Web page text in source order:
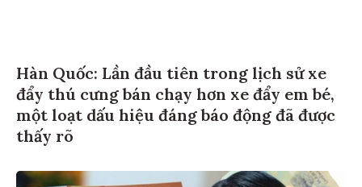
Hàn Quốc: Lần đầu tiên trong lịch sử xe
đẩy thú cưng bán chạy hơn xe đẩy em bé,
một loạt dấu hiệu đáng báo động đã được
thấy rõ